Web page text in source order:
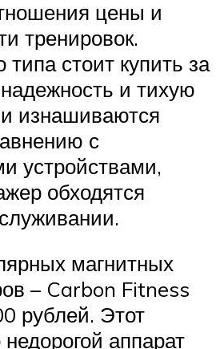
цены и
тренировок.
типа стоит купить за
и тихую
изнашиваются
с
устройствами,
обходятся
магнитных
– Carbon Fitness
рублей. Этот
аппарат